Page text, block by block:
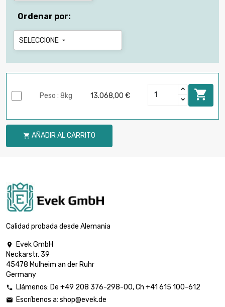
Ordenar por:
SELECCIONE 
Peso : 8kg 13.068,00 € 
 AÑADIR AL CARRITO
Calidad probada desde Alemania

Evek GmbH
Neckarstr. 39
45478 Mulheim an der Ruhr
Germany
 Llámenos: De +49 208 376-298-00, Ch +41 615 100-612
 Escríbenos a: shop@evek.de